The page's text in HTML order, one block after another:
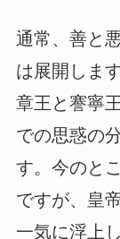
通常、善と
は展開しま
章王と謇寧
での思惑の
す。今のと
ですが、皇
一気に浮上